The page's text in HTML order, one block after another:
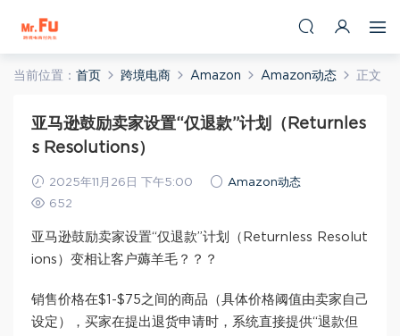
当前位置： 首页 跨境电商 Amazon Amazon动态 正文
亚马逊鼓励卖家设置“仅退款”计划（Returnles
s Resolutions）
2025年11月26日 下午5:00
Amazon动态
652
亚马逊鼓励卖家设置“仅退款”计划（Returnless Resolut
ions）变相让客户薅羊毛？？？
销售价格在$1-$75之间的商品（具体价格阈值由卖家自己
设定），买家在提出退货申请时，系统直接提供“退款但